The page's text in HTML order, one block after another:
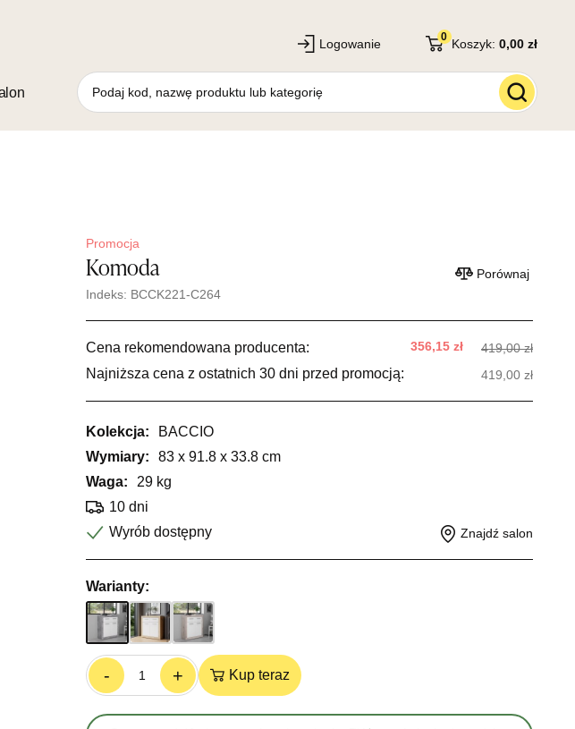
Logowanie 0 Koszyk: 0,00 zł
Promocja
Komoda
Indeks: BCCK221-C264
Porównaj
Cena rekomendowana producenta: 356,15 zł 419,00 zł
Najniższa cena z ostatnich 30 dni przed promocją: 419,00 zł
Kolekcja:
BACCIO
Wymiary:
83 x 91.8 x 33.8 cm
Waga:
29 kg
10 dni
Wyrób dostępny
Znajdź salon
Warianty:
- + Kup teraz